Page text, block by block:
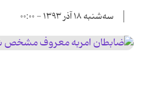
سه‌شنبه ۱۸ آذر ۱۳۹۳ - ۰۰:۰۰